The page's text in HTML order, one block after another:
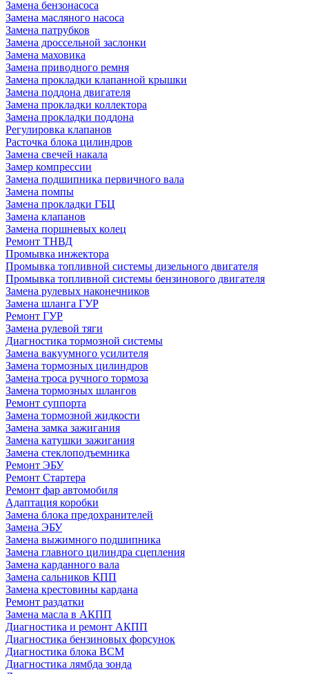
Замена бензонасоса
Замена масляного насоса
Замена патрубков
Замена дроссельной заслонки
Замена маховика
Замена приводного ремня
Замена прокладки клапанной крышки
Замена поддона двигателя
Замена прокладки коллектора
Замена прокладки поддона
Регулировка клапанов
Расточка блока цилиндров
Замена свечей накала
Замер компрессии
Замена подшипника первичного вала
Замена помпы
Замена прокладки ГБЦ
Замена клапанов
Замена поршневых колец
Ремонт ТНВД
Промывка инжектора
Промывка топливной системы дизельного двигателя
Промывка топливной системы бензинового двигателя
Замена рулевых наконечников
Замена шланга ГУР
Ремонт ГУР
Замена рулевой тяги
Диагностика тормозной системы
Замена вакуумного усилителя
Замена тормозных цилиндров
Замена троса ручного тормоза
Замена тормозных шлангов
Ремонт суппорта
Замена тормозной жидкости
Замена замка зажигания
Замена катушки зажигания
Замена стеклоподъемника
Ремонт ЭБУ
Ремонт Стартера
Ремонт фар автомобиля
Адаптация коробки
Замена блока предохранителей
Замена ЭБУ
Замена выжимного подшипника
Замена главного цилиндра сцепления
Замена карданного вала
Замена сальников КПП
Замена крестовины кардана
Ремонт раздатки
Замена масла в АКПП
Диагностика и ремонт АКПП
Диагностика бензиновых форсунок
Диагностика блока BCM
Диагностика лямбда зонда